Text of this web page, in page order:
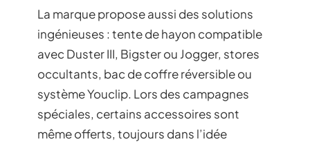
La marque propose aussi des solutions
ingénieuses : tente de hayon compatible
avec Duster III, Bigster ou Jogger, stores
occultants, bac de coffre réversible ou
système Youclip. Lors des campagnes
spéciales, certains accessoires sont
même offerts, toujours dans l’idée